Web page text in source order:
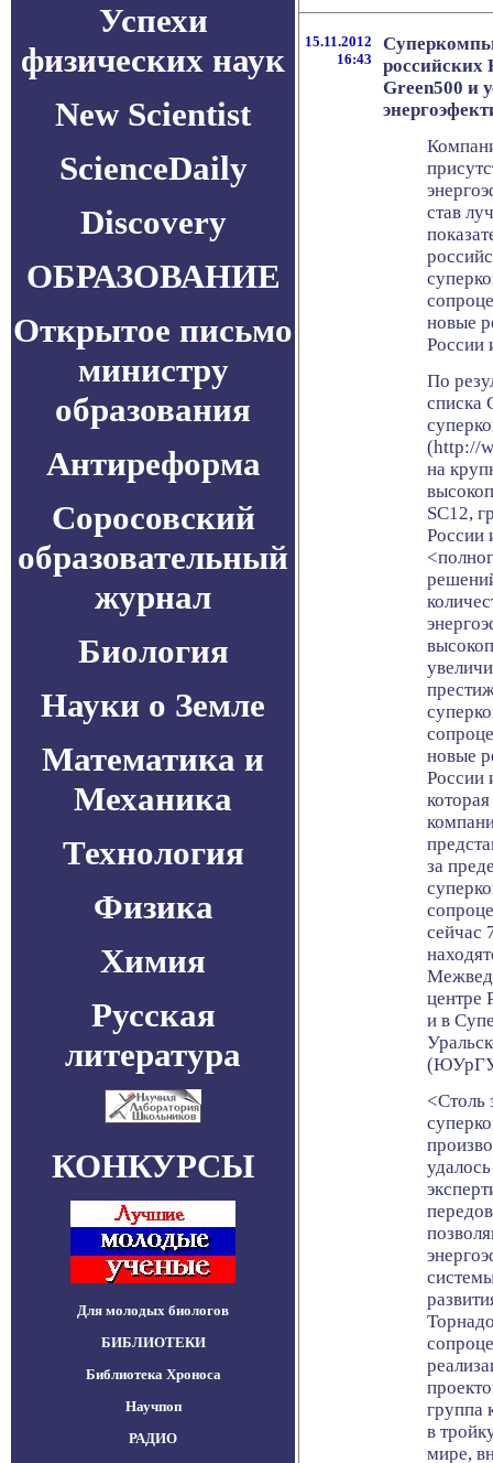
Успехи
физических наук
New Scientist
ScienceDaily
Discovery
ОБРАЗОВАНИЕ
Открытое письмо
министру
образования
Антиреформа
Соросовский
образовательный
журнал
Биология
Науки о Земле
Математика и
Механика
Технология
Физика
Химия
Русская
литература
КОНКУРСЫ
Для молодых биологов
БИБЛИОТЕКИ
Библиотека Хроноса
Научпоп
РАДИО
15.11.2012
16:43
российских
Green500 и
став
новые
России
По
списка
(http://
на
SC12,
России
новые
России
за
сейчас
центре
и в
<Столь
группа
в
мире,